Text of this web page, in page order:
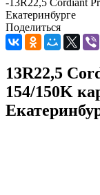
-13R22,5 Cordiant
Екатеринбурге
Поделиться
13R22,5
154/150K